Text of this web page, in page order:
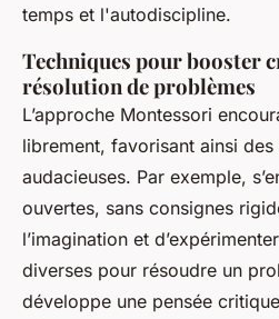
temps et l'autodiscipline.
Techniques pour booster
résolution de problèmes
L’approche Montessori
librement, favorisant ainsi
audacieuses. Par exemple,
ouvertes, sans consignes
l’imagination et
diverses pour résoudre un
développe une pensée